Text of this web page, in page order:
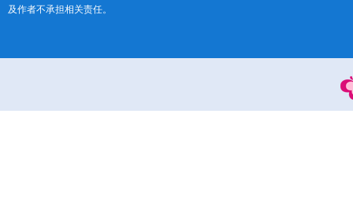
及作者不承担相关责任。